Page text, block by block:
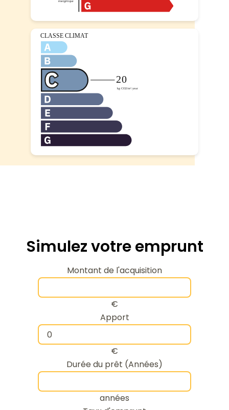
Simulez votre emprunt
Montant de l'acquisition
€
Apport
€
Durée du prêt (Années)
années